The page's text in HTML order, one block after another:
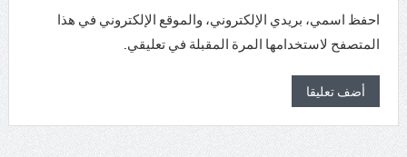
احفظ اسمي، بريدي الإلكتروني، والموقع الإلكتروني في هذا
المتصفح لاستخدامها المرة المقبلة في تعليقي.